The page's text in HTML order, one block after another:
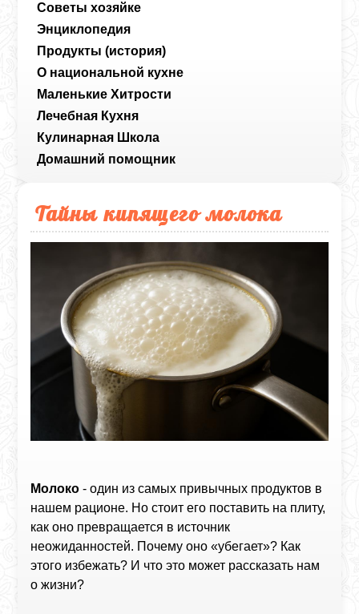
Советы хозяйке
Энциклопедия
Продукты (история)
О национальной кухне
Маленькие Хитрости
Лечебная Кухня
Кулинарная Школа
Домашний помощник
Тайны кипящего молока
Молоко - один из самых привычных продуктов в
нашем рационе. Но стоит его поставить на плиту,
как оно превращается в источник
неожиданностей. Почему оно «убегает»? Как
этого избежать? И что это может рассказать нам
о жизни?